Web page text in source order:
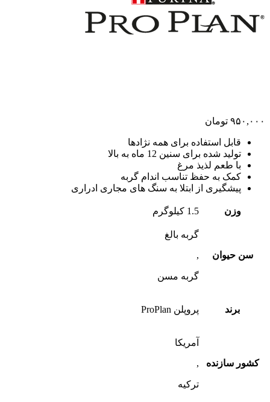
۹۵۰,۰۰۰ تومان
قابل استفاده برای همه نژادها
تولید شده برای سنین 12 ماه به بالا
با طعم لذیذ مرغ
کمک به حفظ تناسب اندام گربه
پیشگیری از ابتلا به سنگ های مجاری ادراری
وزن 1.5 کیلوگرم
سن حیوان
گربه بالغ
,
گربه مسن
برند پروپلن ProPlan
کشور سازنده
آمریکا
,
ترکیه